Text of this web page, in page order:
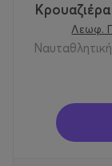
Included:
inflatable water
dishes while
which is
We will
have free time
Λεωφ.